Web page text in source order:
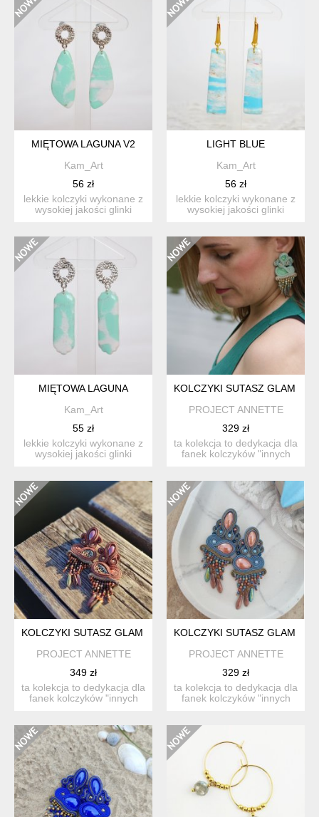
MIĘTOWA LAGUNA V2
Kam_Art
56 zł
lekkie kolczyki wykonane z
wysokiej jakości glinki
LIGHT BLUE
Kam_Art
56 zł
lekkie kolczyki wykonane z
wysokiej jakości glinki
MIĘTOWA LAGUNA
Kam_Art
55 zł
lekkie kolczyki wykonane z
wysokiej jakości glinki
KOLCZYKI SUTASZ GLAM
PROJECT ANNETTE
329 zł
ta kolekcja to dedykacja dla
fanek kolczyków "innych
KOLCZYKI SUTASZ GLAM BOHO
PROJECT ANNETTE
349 zł
ta kolekcja to dedykacja dla
fanek kolczyków "innych
KOLCZYKI SUTASZ GLAM
PROJECT ANNETTE
329 zł
ta kolekcja to dedykacja dla
fanek kolczyków "innych